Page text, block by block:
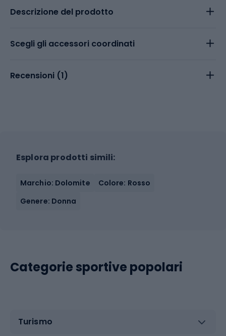
Descrizione del prodotto
Scegli gli accessori coordinati
Recensioni (1)
Esplora prodotti simili:
Marchio: Dolomite
Colore: Rosso
Genere: Donna
Categorie sportive popolari
Turismo